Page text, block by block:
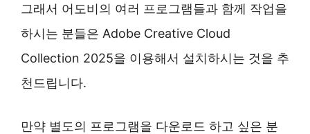
그래서 어도비의 여러 프로그램들과 함께 작업을
하시는 분들은 Adobe Creative Cloud
Collection 2025을 이용해서 설치하시는 것을 추
천드립니다.
만약 별도의 프로그램을 다운로드 하고 싶은 분